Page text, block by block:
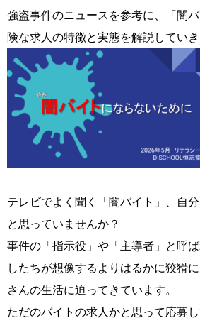
強盗事件のニュースを参考に、「闇
険な求人の特徴と実態を解説していき
テレビでよく聞く「闇バイト」、自
と思っていませんか？
事件の「指示役」や「主導者」と呼
したちが想像するよりはるかに狡猾
さんの生活に迫ってきています。
ただのバイトの求人かと思って応募